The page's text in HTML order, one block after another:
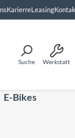
KarierreLeasing
Suche Werkstatt
E-Bikes